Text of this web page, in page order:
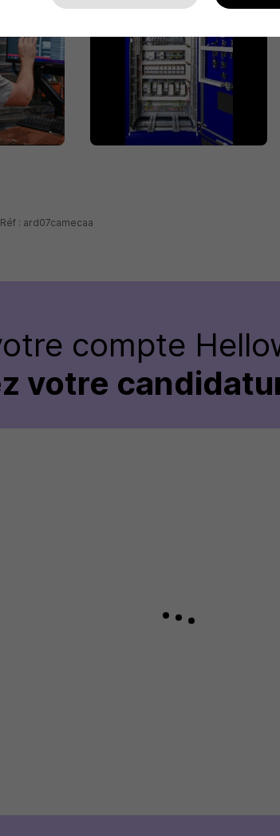
: ard07camecaa
compte
votre